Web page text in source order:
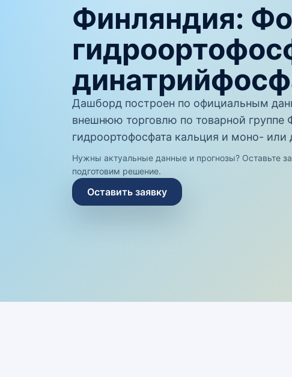
Финляндия:
Дашборд построен по официальным
внешнюю торговлю по товарной группе
гидроортофосфата кальция и моно-
Нужны актуальные данные и прогнозы? Оставьте
подготовим решение.
Оставить заявку